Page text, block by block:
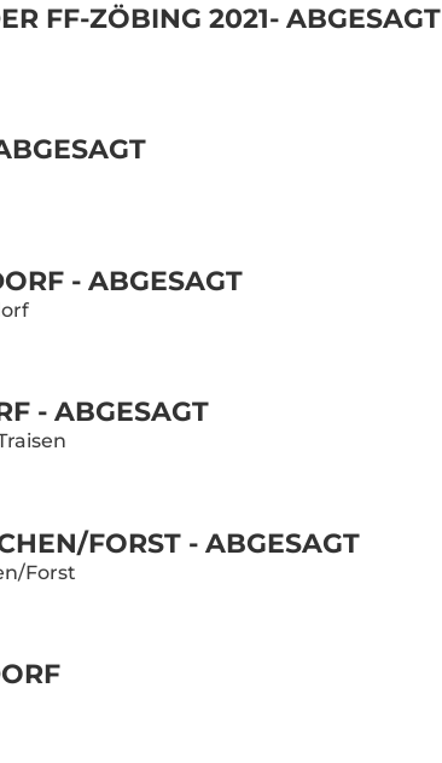
FF-ZÖBING 2021- ABGESAGT
- ABGESAGT
- ABGESAGT
FORST - ABGESAGT
Forst